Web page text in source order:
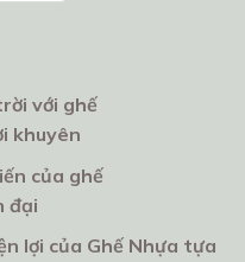
với ghế
khuyên
của ghế
đại
lợi của Ghế Nhựa tựa